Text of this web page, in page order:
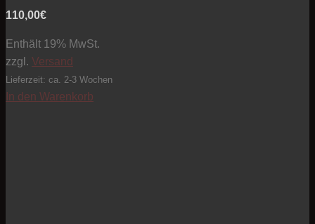
110,00€
Enthält 19% MwSt.
zzgl. Versand
Lieferzeit: ca. 2-3 Wochen
In den Warenkorb